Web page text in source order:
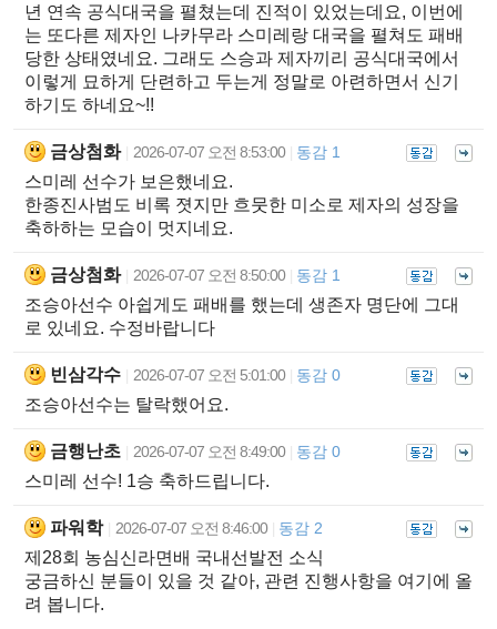
년 연속 공식대국을 펼쳤는데 진적이 있었는데요, 이번에
는 또다른 제자인 나카무라 스미레랑 대국을 펼쳐도 패배
당한 상태였네요. 그래도 스승과 제자끼리 공식대국에서
이렇게 묘하게 단련하고 두는게 정말로 아련하면서 신기
하기도 하네요~!!
금상첨화 2026-07-07 오전 8:53:00 동감 1
스미레 선수가 보은했네요.
한종진사범도 비록 졋지만 흐뭇한 미소로 제자의 성장을
축하하는 모습이 멋지네요.
금상첨화 2026-07-07 오전 8:50:00 동감 1
조승아선수 아쉽게도 패배를 했는데 생존자 명단에 그대
로 있네요. 수정바랍니다
빈삼각수 2026-07-07 오전 5:01:00 동감 0
조승아선수는 탈락했어요.
금행난초 2026-07-07 오전 8:49:00 동감 0
스미레 선수! 1승 축하드립니다.
파워학 2026-07-07 오전 8:46:00 동감 2
제28회 농심신라면배 국내선발전 소식
궁금하신 분들이 있을 것 같아, 관련 진행사항을 여기에 올
려 봅니다.